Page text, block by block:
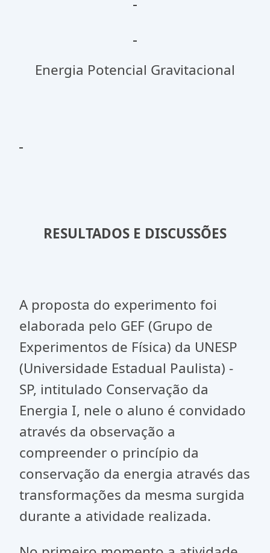
Energia Potencial Gravitacional
RESULTADOS E DISCUSSÕES
A proposta do experimento foi
elaborada pelo GEF (Grupo de
Experimentos de Física) da UNESP
(Universidade Estadual Paulista) -
SP, intitulado Conservação da
Energia I, nele o aluno é convidado
através da observação a
compreender o princípio da
conservação da energia através das
transformações da mesma surgida
durante a atividade realizada.